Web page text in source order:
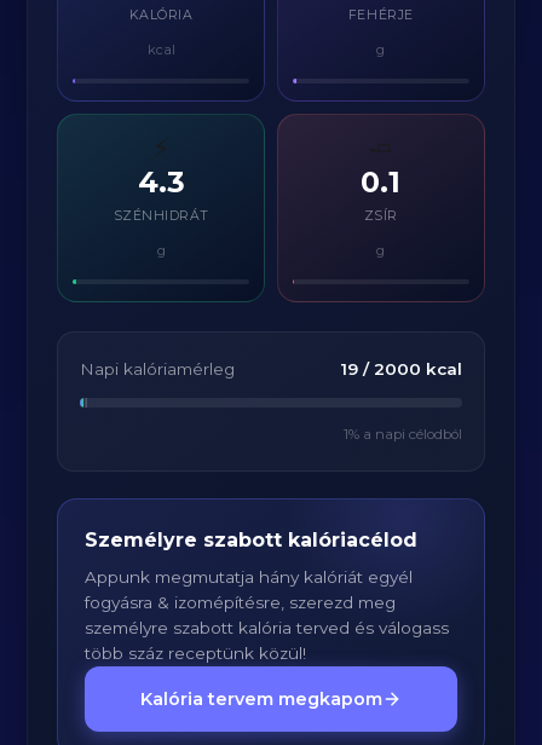
KALÓRIA
kcal
FEHÉRJE
g
⚡
4.3
SZÉNHIDRÁT
g
0.1
ZSÍR
g
Napi kalóriamérleg 19/ 2000 kcal
1% a napi célodból
Személyre szabott kalóriacélod
Appunk megmutatja hány kalóriát egyél
fogyásra & izomépítésre, szerezd meg
személyre szabott kalória terved és válogass
több száz receptünk közül!
Kalória tervem megkapom